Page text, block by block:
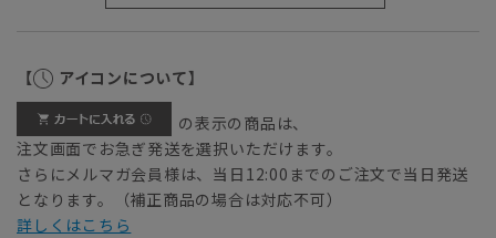
【 アイコンについて】
の表示の商品は、
注文画面でお急ぎ発送を選択いただけます。
さらにメルマガ会員様は、当日12:00までのご注文で当日発送
となります。（補正商品の場合は対応不可）
詳しくはこちら